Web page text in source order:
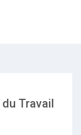
Travail